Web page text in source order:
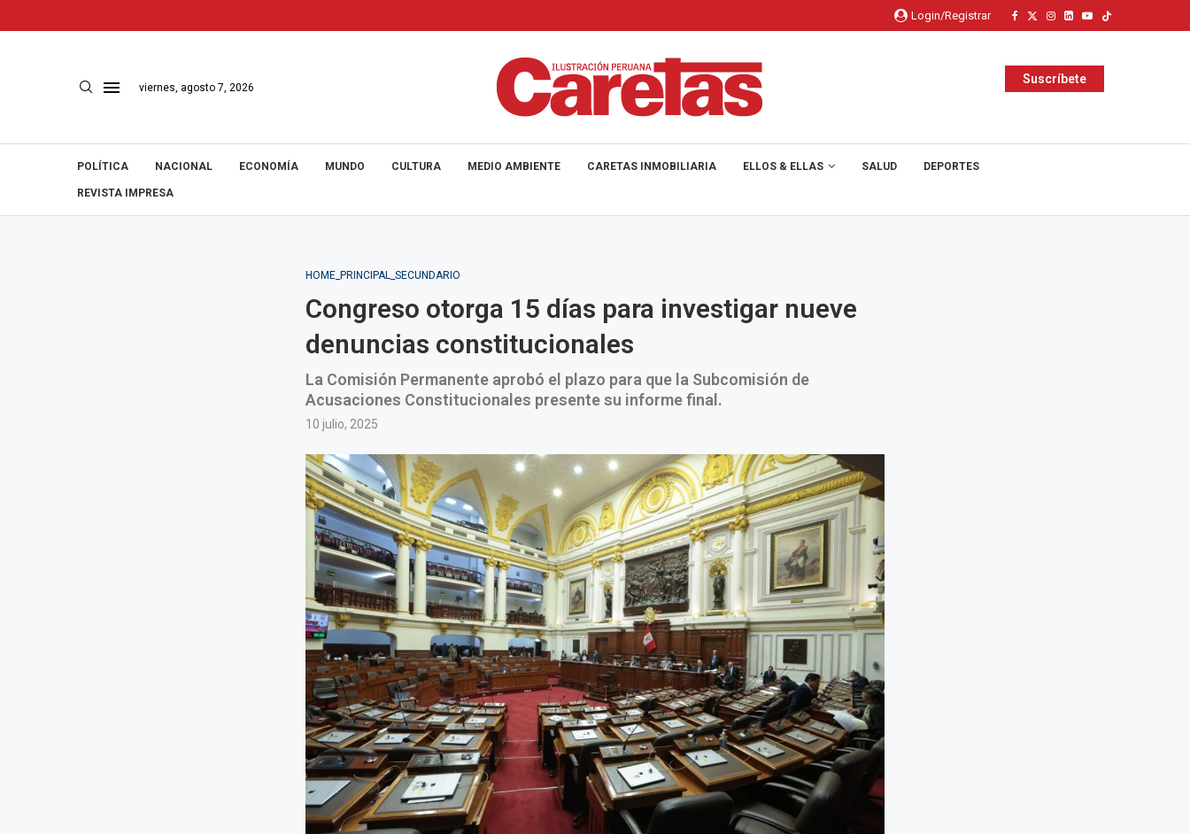
Login/Registrar
viernes, agosto 7, 2026
Suscríbete
POLÍTICA NACIONAL ECONOMÍA MUNDO CULTURA MEDIO AMBIENTE CARETAS INMOBILIARIA ELLOS & ELLAS SALUD DEPORTES
REVISTA IMPRESA
HOME_PRINCIPAL_SECUNDARIO
Congreso otorga 15 días para investigar nueve
denuncias constitucionales
La Comisión Permanente aprobó el plazo para que la Subcomisión de
Acusaciones Constitucionales presente su informe final.
10 julio, 2025